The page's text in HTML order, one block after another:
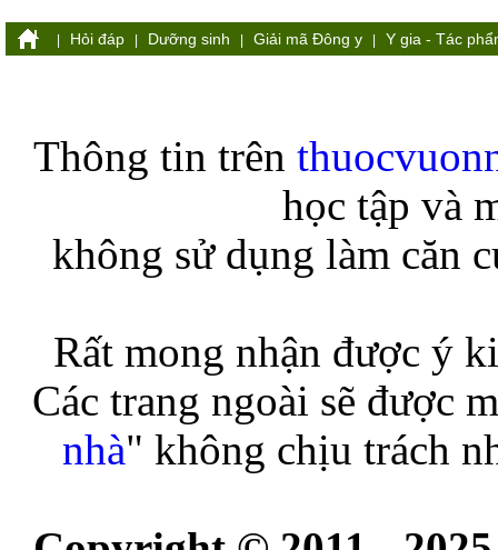
Hỏi đáp Dưỡng sinh Giải mã Đông y Y gia - Tác
Thông tin trên
học tập và
không sử dụng làm căn
Rất mong nhận được ý
Các trang ngoài sẽ được
nhà" không chịu trách